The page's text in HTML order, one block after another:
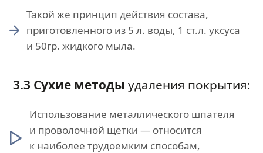
Такой же принцип действия состава,
приготовленного из 5 л. воды, 1 ст.л. уксуса
и 50гр. жидкого мыла.
3.3 Сухие методы удаления покрытия:
Использование металлического шпателя
и проволочной щетки — относится
к наиболее трудоемким способам,